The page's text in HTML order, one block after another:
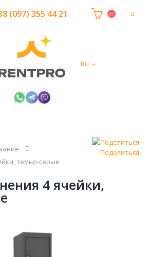
Ru
(097) 355 44 21
темно-серые
Поделиться
4 ячейки,